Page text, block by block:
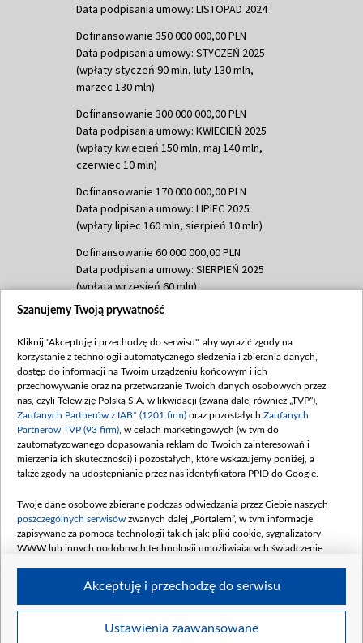
Data podpisania umowy: LISTOPAD 2024
Dofinansowanie 350 000 000,00 PLN
Data podpisania umowy: STYCZEŃ 2025
(wpłaty styczeń 90 mln, luty 130 mln,
marzec 130 mln)
Dofinansowanie 300 000 000,00 PLN
Data podpisania umowy: KWIECIEŃ 2025
(wpłaty kwiecień 150 mln, maj 140 mln,
czerwiec 10 mln)
Dofinansowanie 170 000 000,00 PLN
Data podpisania umowy: LIPIEC 2025
(wpłaty lipiec 160 mln, sierpień 10 mln)
Dofinansowanie 60 000 000,00 PLN
Data podpisania umowy: SIERPIEŃ 2025
(wpłata wrzesień 60 mln)
Dofinansowanie 635 783 051,21 PLN
(wpłata wrzesień 100 mln, październik 350
mln, listopad 265 mln)
Dofinansowanie 48 862 000,00 PLN
Data podpisania umowy: GRUDZIEŃ 2025
(wpłata grudzień 60,548 mln)
Dofinansowanie 900 000 000,00 PLN
Data podpisania umowy: LUTY 2026 (wpłata
kwiecień 180 mln, 7 maja 180 mln, 8
czerwca 90 mln)
Dofinansowanie 250 000 000,00 PLN
4 sierpnia 250 mln
Szanujemy Twoją prywatność
Kliknij "Akceptuję i przechodzę do serwisu", aby wyrazić zgody na
korzystanie z technologii automatycznego śledzenia i zbierania danych,
dostęp do informacji na Twoim urządzeniu końcowym i ich
przechowywanie oraz na przetwarzanie Twoich danych osobowych przez
nas, czyli Telewizję Polską S.A. w likwidacji (zwaną dalej również „TVP”),
Zaufanych Partnerów z IAB* (1201 firm) oraz pozostałych Zaufanych
Partnerów TVP (93 firm) , w celach marketingowych (w tym do
zautomatyzowanego dopasowania reklam do Twoich zainteresowań i
mierzenia ich skuteczności) i pozostałych, które wskazujemy poniżej, a
także zgody na udostępnianie przez nas identyfikatora PPID do Google.
Twoje dane osobowe zbierane podczas odwiedzania przez Ciebie naszych
poszczególnych serwisów zwanych dalej „Portalem”, w tym informacje
zapisywane za pomocą technologii takich jak: pliki cookie, sygnalizatory
WWW lub innych podobnych technologii umożliwiających świadczenie
Twoje dane osobowe zbierane podczas odwiedzania przez Ciebie
Ustawienia zaawansowane
Akceptuję i przechodzę do serwisu